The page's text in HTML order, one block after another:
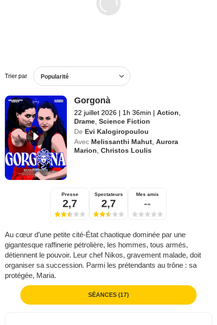
Trier par Popularité
Gorgonà
22 juillet 2026 | 1h 36min | Action
Drame ,Science Fiction
De Evi Kalogiropoulou
Avec Melissanthi Mahut ,Aurora
Marion ,Christos Loulis
Presse
2,7
Spectateurs
2,7
Mes amis
--
Au cœur d’une petite cité-État chaotique dominée par une
gigantesque raffinerie pétrolière, les hommes, tous armés,
détiennent le pouvoir. Leur chef Nikos, gravement malade, doit
organiser sa succession. Parmi les prétendants au trône : sa
protégée, Maria.
SÉANCES (17)